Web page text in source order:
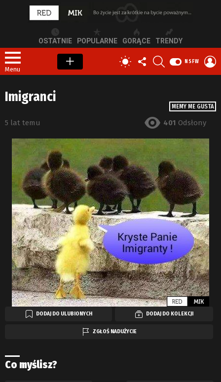
OSTATNIE POPULARNE GORĄCE TRENDY
Menu
PRZEŁĄCZ
SKÓRKĘ
OBSERWUJ
NAS
NSFW
MEMY ME GUSTA
Imigranci
5 lat temu 401 Odsłony
DODAJ DO ULUBIONYCH DODAJ DO KOLEKCJI
ZGŁOŚ NADUŻYCIE
Co myślisz?